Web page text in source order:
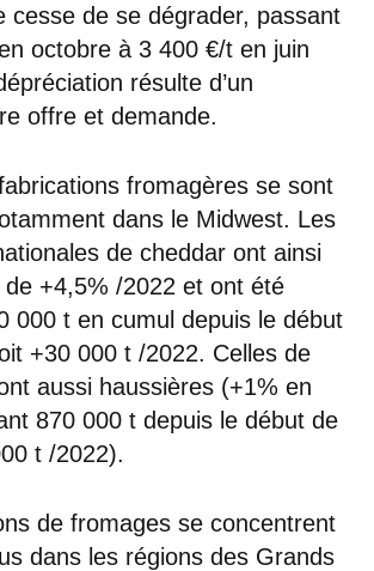
cesse de se dégrader, passant
octobre à 3 400 €/t en juin
résulte d’un
offre et demande.
fromagères se sont
dans le Midwest. Les
de cheddar ont ainsi
de +4,5% /2022 et ont été
000 t en cumul depuis le début
+30 000 t /2022. Celles de
aussi haussières (+1% en
870 000 t depuis le début de
t /2022).
de fromages se concentrent
dans les régions des Grands